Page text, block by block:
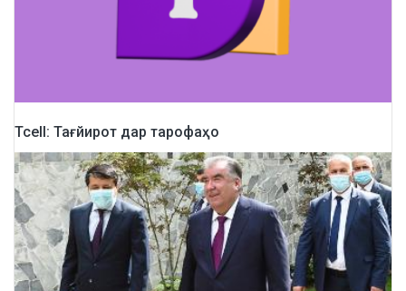
Tcell: Тағйирот дар тарофаҳо